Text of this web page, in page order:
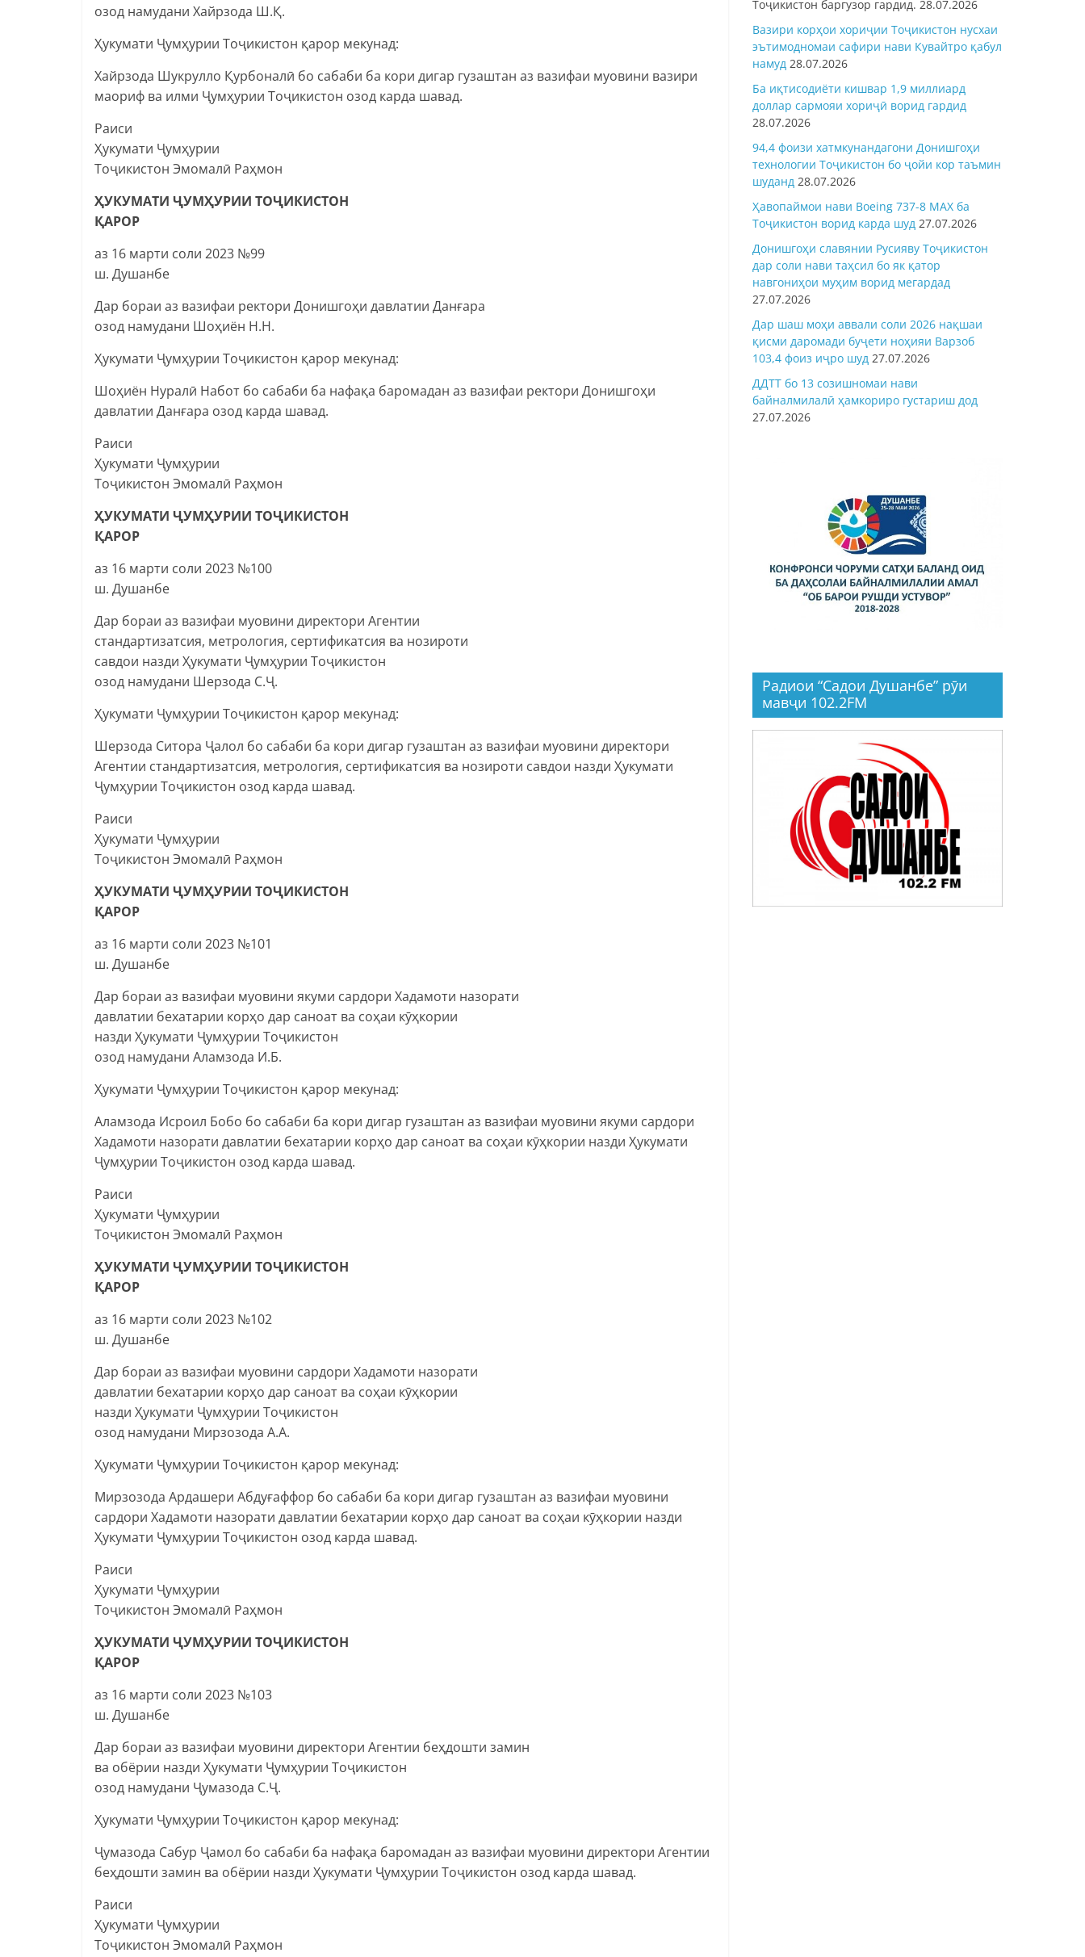
озод намудани Хайрзода Ш.Қ.
Ҳукумати Ҷумҳурии Тоҷикистон қарор мекунад:
Хайрзода Шукрулло Қурбоналӣ бо сабаби ба кори дигар гузаштан аз вазифаи муовини вазири
маориф ва илми Ҷумҳурии Тоҷикистон озод карда шавад.
Раиси
Ҳукумати Ҷумҳурии
Тоҷикистон Эмомалӣ Раҳмон
ҲУКУМАТИ ҶУМҲУРИИ ТОҶИКИСТОН
ҚАРОР
аз 16 марти соли 2023 №99
ш. Душанбе
Дар бораи аз вазифаи ректори Донишгоҳи давлатии Данғара
озод намудани Шоҳиён Н.Н.
Ҳукумати Ҷумҳурии Тоҷикистон қарор мекунад:
Шоҳиён Нуралӣ Набот бо сабаби ба нафақа баромадан аз вазифаи ректори Донишгоҳи
давлатии Данғара озод карда шавад.
Раиси
Ҳукумати Ҷумҳурии
Тоҷикистон Эмомалӣ Раҳмон
ҲУКУМАТИ ҶУМҲУРИИ ТОҶИКИСТОН
ҚАРОР
аз 16 марти соли 2023 №100
ш. Душанбе
Дар бораи аз вазифаи муовини директори Агентии
стандартизатсия, метрология, сертификатсия ва нозироти
савдои назди Ҳукумати Ҷумҳурии Тоҷикистон
озод намудани Шерзода С.Ҷ.
Ҳукумати Ҷумҳурии Тоҷикистон қарор мекунад:
Шерзода Ситора Ҷалол бо сабаби ба кори дигар гузаштан аз вазифаи муовини директори
Агентии стандартизатсия, метрология, сертификатсия ва нозироти савдои назди Ҳукумати
Ҷумҳурии Тоҷикистон озод карда шавад.
Раиси
Ҳукумати Ҷумҳурии
Тоҷикистон Эмомалӣ Раҳмон
ҲУКУМАТИ ҶУМҲУРИИ ТОҶИКИСТОН
ҚАРОР
аз 16 марти соли 2023 №101
ш. Душанбе
Дар бораи аз вазифаи муовини якуми сардори Хадамоти назорати
давлатии бехатарии корҳо дар саноат ва соҳаи кӯҳкории
назди Ҳукумати Ҷумҳурии Тоҷикистон
озод намудани Аламзода И.Б.
Ҳукумати Ҷумҳурии Тоҷикистон қарор мекунад:
Аламзода Исроил Бобо бо сабаби ба кори дигар гузаштан аз вазифаи муовини якуми сардори
Хадамоти назорати давлатии бехатарии корҳо дар саноат ва соҳаи кӯҳкории назди Ҳукумати
Ҷумҳурии Тоҷикистон озод карда шавад.
Раиси
Ҳукумати Ҷумҳурии
Тоҷикистон Эмомалӣ Раҳмон
ҲУКУМАТИ ҶУМҲУРИИ ТОҶИКИСТОН
ҚАРОР
аз 16 марти соли 2023 №102
ш. Душанбе
Дар бораи аз вазифаи муовини сардори Хадамоти назорати
давлатии бехатарии корҳо дар саноат ва соҳаи кӯҳкории
назди Ҳукумати Ҷумҳурии Тоҷикистон
озод намудани Мирзозода А.А.
Ҳукумати Ҷумҳурии Тоҷикистон қарор мекунад:
Мирзозода Ардашери Абдуғаффор бо сабаби ба кори дигар гузаштан аз вазифаи муовини
сардори Хадамоти назорати давлатии бехатарии корҳо дар саноат ва соҳаи кӯҳкории назди
Ҳукумати Ҷумҳурии Тоҷикистон озод карда шавад.
Раиси
Ҳукумати Ҷумҳурии
Тоҷикистон Эмомалӣ Раҳмон
ҲУКУМАТИ ҶУМҲУРИИ ТОҶИКИСТОН
ҚАРОР
аз 16 марти соли 2023 №103
ш. Душанбе
Дар бораи аз вазифаи муовини директори Агентии беҳдошти замин
ва обёрии назди Ҳукумати Ҷумҳурии Тоҷикистон
озод намудани Ҷумазода С.Ҷ.
Ҳукумати Ҷумҳурии Тоҷикистон қарор мекунад:
Ҷумазода Сабур Ҷамол бо сабаби ба нафақа баромадан аз вазифаи муовини директори Агентии
беҳдошти замин ва обёрии назди Ҳукумати Ҷумҳурии Тоҷикистон озод карда шавад.
Раиси
Ҳукумати Ҷумҳурии
Тоҷикистон Эмомалӣ Раҳмон
Тоҷикистон баргузор гардид. 28.07.2026
Вазири корҳои хориҷии Тоҷикистон нусхаи
эътимодномаи сафири нави Кувайтро қабул
намуд 28.07.2026
Ба иқтисодиёти кишвар 1,9 миллиард
доллар сармояи хориҷӣ ворид гардид
28.07.2026
94,4 фоизи хатмкунандагони Донишгоҳи
технологии Тоҷикистон бо ҷойи кор таъмин
шуданд 28.07.2026
Ҳавопаймои нави Boeing 737-8 MAX ба
Тоҷикистон ворид карда шуд 27.07.2026
Донишгоҳи славянии Русияву Тоҷикистон
дар соли нави таҳсил бо як қатор
навгониҳои муҳим ворид мегардад
27.07.2026
Дар шаш моҳи аввали соли 2026 нақшаи
қисми даромади буҷети ноҳияи Варзоб
103,4 фоиз иҷро шуд 27.07.2026
ДДТТ бо 13 созишномаи нави
байналмилалӣ ҳамкориро густариш дод
27.07.2026
Радиои “Садои Душанбе” рӯи
мавҷи 102.2FM